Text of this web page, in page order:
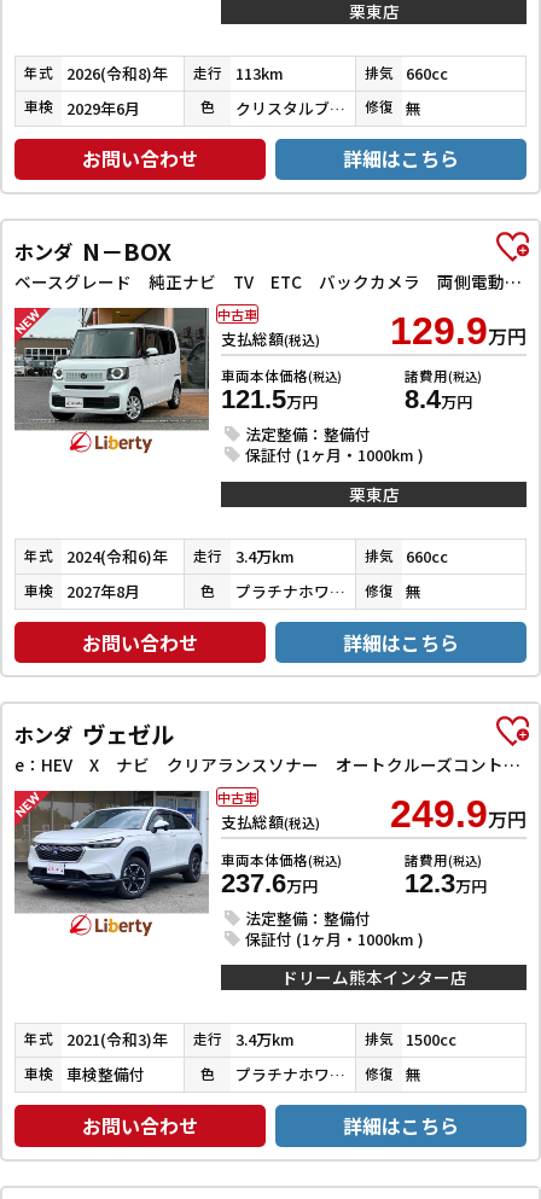
栗東店
年式 2026(令和8)年 走行 113km 排気 660cc
車検 2029年6月 色 クリスタルブラックパール 修復 無
お問い合わせ 詳細はこちら
ホンダ N－BOX
ベースグレード 純正ナビ TV ETC バックカメラ 両側電動スライドドア クリアランスソナー クルーズコントロール レーンアシスト オートライト スマートキー アイドリングストップ 電動格納ミラー シートヒーター
支払総額(税込) 129.9万円
車両本体価格(税込)
121.5万円
諸費用(税込)
8.4万円
法定整備：整備付
保証付 (1ヶ月・1000km )
中古車
栗東店
年式 2024(令和6)年 走行 3.4万km 排気 660cc
車検 2027年8月 色 プラチナホワイトパール／クリスタルブラックパール 修復 無
お問い合わせ 詳細はこちら
ホンダ ヴェゼル
e：HEV X ナビ クリアランスソナー オートクルーズコントロール レーンアシスト 衝突被害軽減システム オートライト LEDヘッドランプ アルミホイール スマートキー 電動格納ミラー CVT 盗難防止システム
支払総額(税込) 249.9万円
車両本体価格(税込)
237.6万円
諸費用(税込)
12.3万円
法定整備：整備付
保証付 (1ヶ月・1000km )
中古車
ドリーム熊本インター店
年式 2021(令和3)年 走行 3.4万km 排気 1500cc
車検 車検整備付 色 プラチナホワイトパール 修復 無
お問い合わせ 詳細はこちら